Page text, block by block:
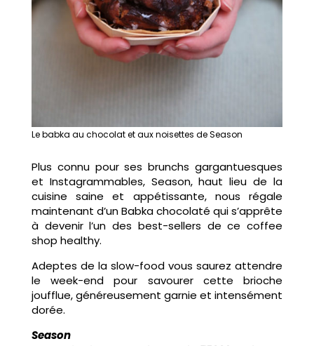
Le babka au chocolat et aux noisettes de Season
Plus connu pour ses brunchs gargantuesques
et Instagrammables, Season, haut lieu de la
cuisine saine et appétissante, nous régale
maintenant d’un Babka chocolaté qui s’apprête
à devenir l’un des best-sellers de ce coffee
shop healthy.
Adeptes de la slow-food vous saurez attendre
le week-end pour savourer cette brioche
joufflue, généreusement garnie et intensément
dorée.
Season